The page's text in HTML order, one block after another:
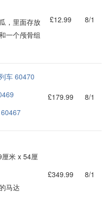
，里面存放
一个颅骨组
£12.99 8/1
车 60470
£179.99 8/1
米 x 54厘
马达
£349.99 8/1